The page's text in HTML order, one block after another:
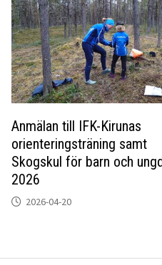
Anmälan till IFK-Kirunas
orienteringsträning samt
Skogskul för barn och
2026
2026-04-20